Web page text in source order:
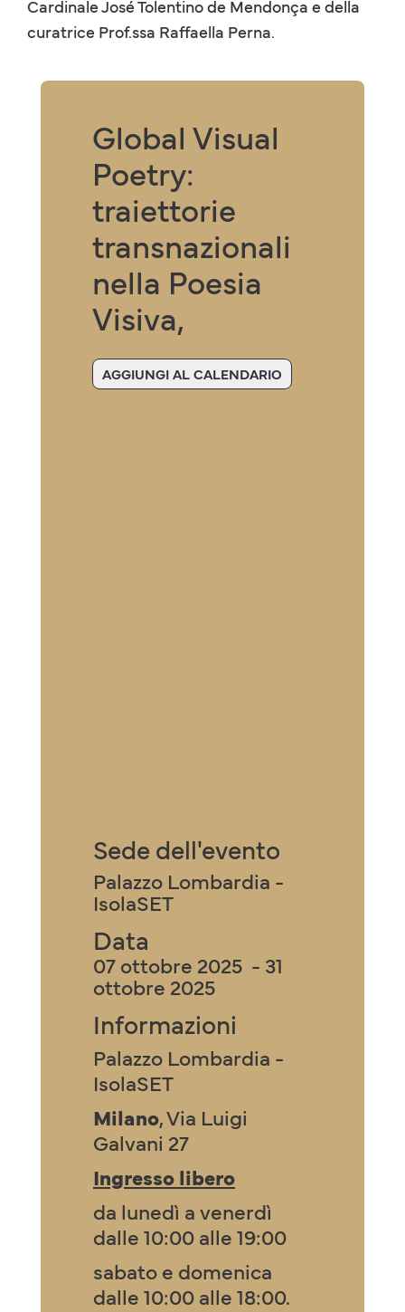
Cardinale José Tolentino de Mendonça e della
curatrice Prof.ssa Raffaella Perna.
Global Visual
Poetry:
traiettorie
transnazionali
nella Poesia
Visiva,
AGGIUNGI AL CALENDARIO
Sede dell'evento
Palazzo Lombardia -
IsolaSET
Data
07 ottobre 2025 - 31
ottobre 2025
Informazioni
Palazzo Lombardia -
IsolaSET
Milano, Via Luigi
Galvani 27
Ingresso libero
da lunedì a venerdì
dalle 10:00 alle 19:00
sabato e domenica
dalle 10:00 alle 18:00.